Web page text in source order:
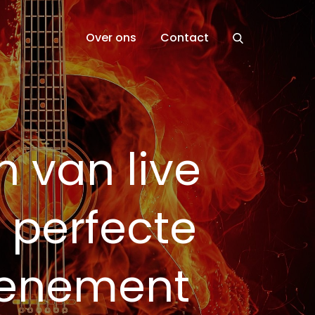
Over ons Contact
van live